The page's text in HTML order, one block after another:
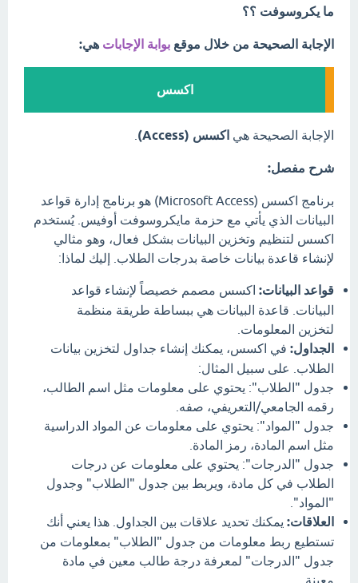
ما يكروسوفت ؟؟
الإجابة الصحيحة من خلال موقع بوابة الإجابات هي:
اکسس
الإجابة الصحيحة هي اکسس (Access)
شرح مفصل:
برنامج اکسس (Microsoft Access) هو برنامج إدارة قواعد
البيانات الذي يأتي مع حزمة مايكروسوفت أوفيس. يُستخدم
اکسس لتنظيم وتخزين البيانات بشكل فعال، وهو مثالي
لإنشاء قاعدة بيانات خاصة بدرجات الطلاب. إليك لماذا:
قواعد البيانات: اکسس مصمم خصيصاً لإنشاء قواعد
البيانات. قاعدة البيانات هي ببساطة طريقة منظمة
لتخزين المعلومات.
الجداول: في اکسس، يمكنك إنشاء جداول لتخزين بيانات
الطلاب. على سبيل المثال:
جدول "الطلاب": يحتوي على معلومات مثل اسم الطالب،
رقمه الجامعي/التعريفي، صفه.
جدول "المواد": يحتوي على معلومات عن المواد الدراسية
مثل اسم المادة، رمز المادة.
جدول "الدرجات": يحتوي على معلومات عن درجات
الطلاب في كل مادة، ويربط بين جدول "الطلاب" وجدول
"المواد".
العلاقات: يمكنك تحديد علاقات بين الجداول. هذا يعني أنك
تستطيع ربط معلومات من جدول "الطلاب" بمعلومات من
جدول "الدرجات" لمعرفة درجة طالب معين في مادة
معينة.